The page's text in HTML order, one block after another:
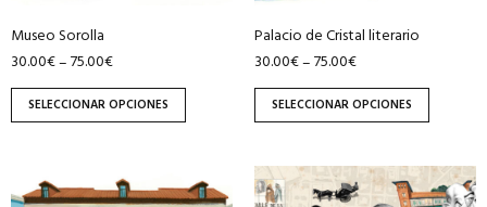
Museo Sorolla
30.00€–75.00€
SELECCIONAR OPCIONES
la
página
de
producto
Palacio de Cristal literario
30.00€–75.00€
SELECCIONAR OPCIONES
la
página
de
producto
Este
Este